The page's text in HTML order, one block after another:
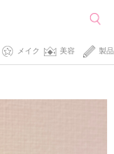
メイク 美容 製品